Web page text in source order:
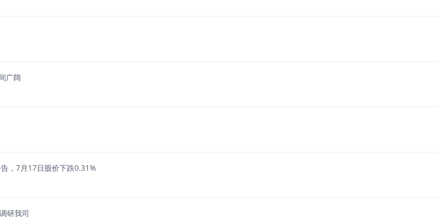
广阔
，7月17日股价下跌0.31%
研我司